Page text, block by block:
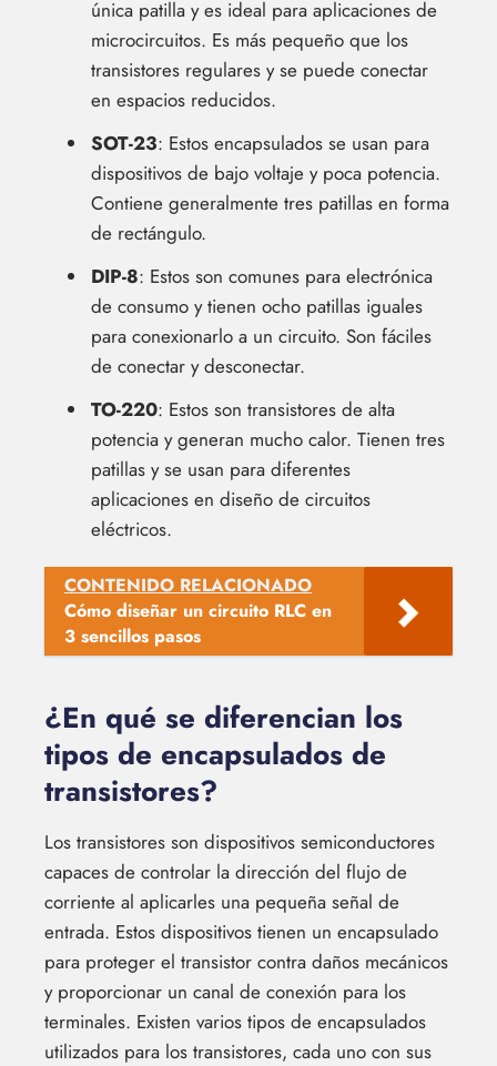
única patilla y es ideal para aplicaciones de
microcircuitos. Es más pequeño que los
transistores regulares y se puede conectar
en espacios reducidos.
SOT-23: Estos encapsulados se usan para
dispositivos de bajo voltaje y poca potencia.
Contiene generalmente tres patillas en forma
de rectángulo.
DIP-8: Estos son comunes para electrónica
de consumo y tienen ocho patillas iguales
para conexionarlo a un circuito. Son fáciles
de conectar y desconectar.
TO-220: Estos son transistores de alta
potencia y generan mucho calor. Tienen tres
patillas y se usan para diferentes
aplicaciones en diseño de circuitos
eléctricos.
CONTENIDO RELACIONADO
Cómo diseñar un circuito RLC en
3 sencillos pasos
¿En qué se diferencian los
tipos de encapsulados de
transistores?
Los transistores son dispositivos semiconductores
capaces de controlar la dirección del flujo de
corriente al aplicarles una pequeña señal de
entrada. Estos dispositivos tienen un encapsulado
para proteger el transistor contra daños mecánicos
y proporcionar un canal de conexión para los
terminales. Existen varios tipos de encapsulados
utilizados para los transistores, cada uno con sus